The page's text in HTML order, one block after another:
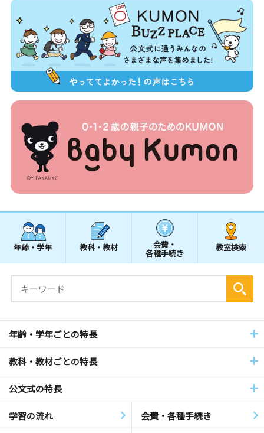
年齢・学年 教科・教材 会費・
各種手続き
教室検索
年齢・学年ごとの特長
教科・教材ごとの特長
公文式の特長
学習の流れ 会費・各種手続き